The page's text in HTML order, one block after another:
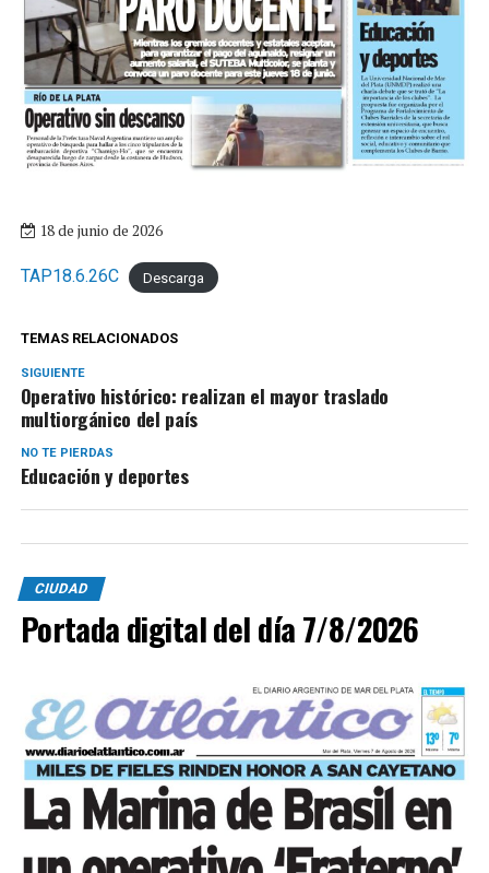
18 de junio de 2026
TAP18.6.26C Descarga
TEMAS RELACIONADOS
SIGUIENTE
Operativo histórico: realizan el mayor traslado
multiorgánico del país
NO TE PIERDAS
Educación y deportes
CIUDAD
Portada digital del día 7/8/2026